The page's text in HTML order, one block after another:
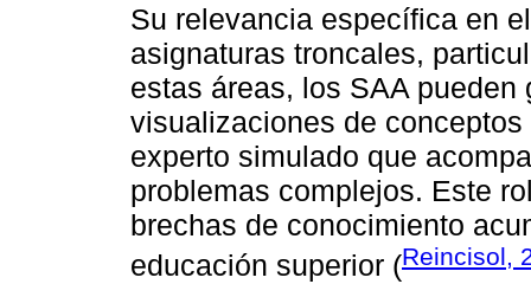
Su relevancia específica en
asignaturas troncales,
estas áreas, los SAA
visualizaciones de
experto simulado que
problemas complejos. Este
brechas de conocimiento
educación superior (Reincisol,